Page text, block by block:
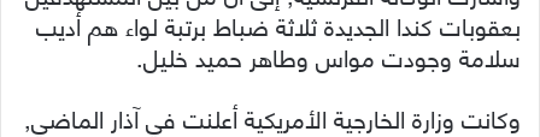
بعقوبات كندا الجديدة ثلاثة ضباط برتبة لواء هم أديب
سلامة وجودت مواس وطاهر حميد خليل.
وكانت وزارة الخارجية الأمريكية أعلنت في آذار الماضي,